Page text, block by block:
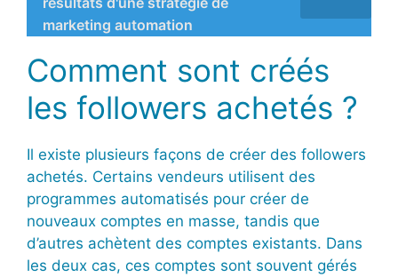
marketing automation
Comment sont créés
les followers achetés ?
Il existe plusieurs façons de créer des followers
achetés. Certains vendeurs utilisent des
programmes automatisés pour créer de
nouveaux comptes en masse, tandis que
d’autres achètent des comptes existants. Dans
les deux cas, ces comptes sont souvent gérés